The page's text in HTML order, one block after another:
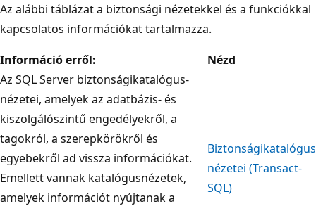
Az alábbi táblázat a biztonsági nézetekkel és a funkciókkal
kapcsolatos információkat tartalmazza.
Információ erről:
Nézd
Az SQL Server biztonságikatalógus-
nézetei, amelyek az adatbázis- és
kiszolgálószintű engedélyekről, a
tagokról, a szerepkörökről és
egyebekről ad vissza információkat.
Emellett vannak katalógusnézetek,
amelyek információt nyújtanak a
Biztonságikatalógus
nézetei (Transact-
SQL)